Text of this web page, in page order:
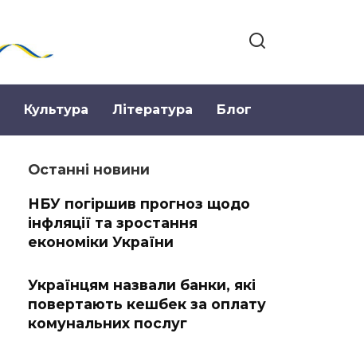
Культура Література Блог
Останні новини
НБУ погіршив прогноз щодо
інфляції та зростання
економіки України
Українцям назвали банки, які
повертають кешбек за оплату
комунальних послуг